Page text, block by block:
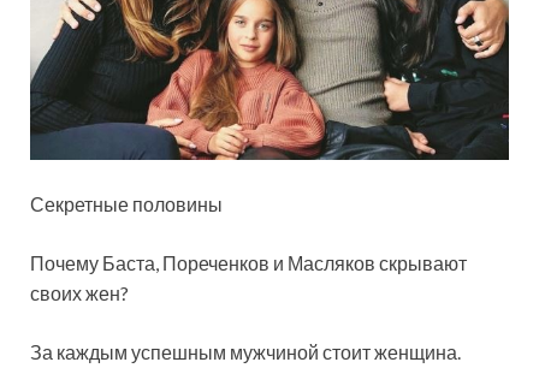
Секретные половины
Почему Баста, Пореченков и Масляков скрывают
своих жен?
За каждым успешным мужчиной стоит женщина.